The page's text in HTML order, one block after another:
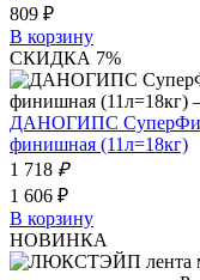
809 ₽
В корзину
СКИДКА 7%
ДАНОГИПС
финишная (11л=18кг)
1 718 ₽
1 606 ₽
В корзину
НОВИНКА